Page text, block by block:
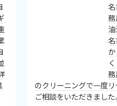
のクリーニングで一度
ご相談をいただきまし